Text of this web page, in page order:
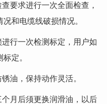
要求进行一次全面检查，
和电缆线破损情况。
行一次检测标定，用户如
定。
油，保持动作灵活。
月后须更换润滑油，以后